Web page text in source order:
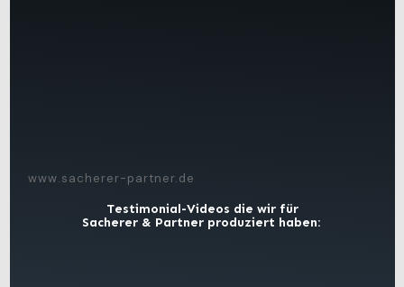
www.sacherer-partner.de
Testimonial-Videos die wir für
Sacherer & Partner produziert haben: